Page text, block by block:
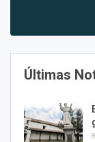
Últimas